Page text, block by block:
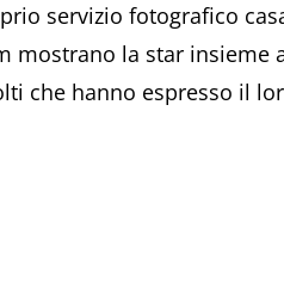
servizio fotografico
mostrano la star insieme
che hanno espresso il